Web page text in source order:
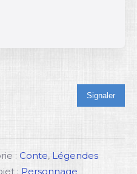
Signaler
: Conte, Légendes
: Personnage